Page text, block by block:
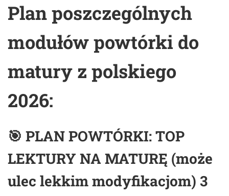
Plan poszczególnych
modułów powtórki do
matury z polskiego
2026:
🎯 PLAN POWTÓRKI: TOP
LEKTURY NA MATURĘ (może
ulec lekkim modyfikacjom) 3